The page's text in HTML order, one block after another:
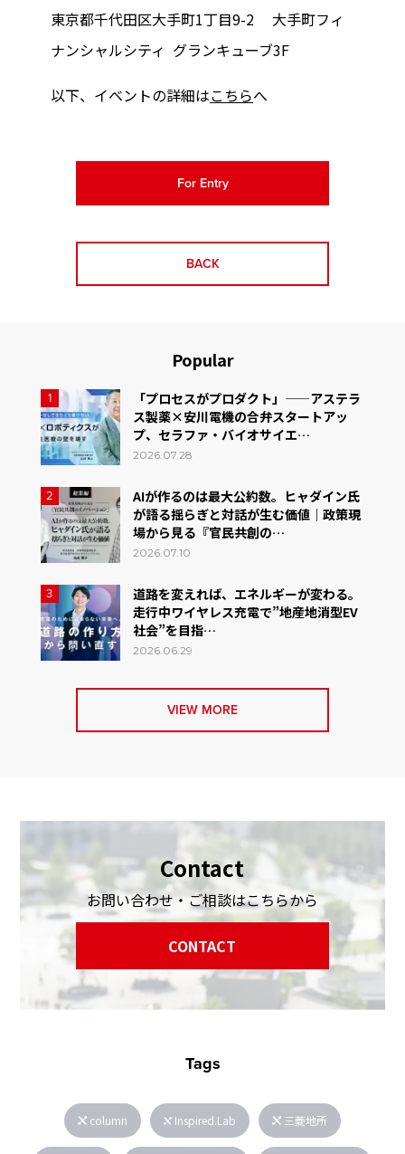
東京都千代田区大手町1丁目9-2 大手町フィ
ナンシャルシティ グランキューブ3F
以下、イベントの詳細はこちらへ
For Entry
BACK
Popular
1
「プロセスがプロダクト」——アステラ
ス製薬×安川電機の合弁スタートアッ
プ、セラファ・バイオサイエ…
2026.07.28
2
AIが作るのは最大公約数。ヒャダイン氏
が語る揺らぎと対話が生む価値｜政策現
場から見る『官民共創の…
2026.07.10
3
道路を変えれば、エネルギーが変わる。
走行中ワイヤレス充電で”地産地消型EV
社会”を目指…
2026.06.29
VIEW MORE
Contact
お問い合わせ・ご相談はこちらから
CONTACT
Tags
column Inspired.Lab 三菱地所